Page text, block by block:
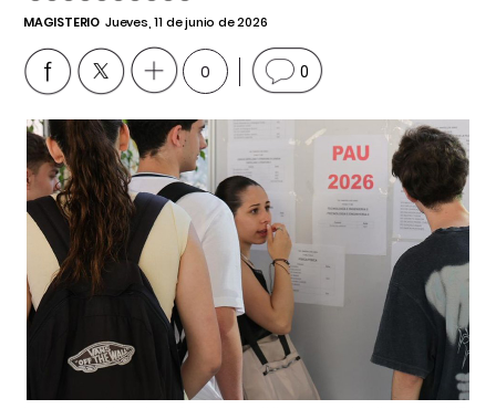
MAGISTERIO Jueves, 11 de junio de 2026
0 0